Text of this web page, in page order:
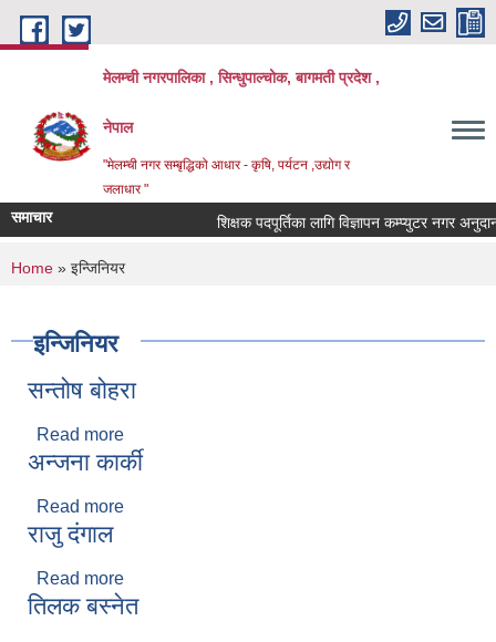
Skip to main content
मेलम्ची नगरपालिका , सिन्धुपाल्चोक, बागमती प्रदेश ,
नेपाल
"मेलम्ची नगर सम्बृद्धिको आधार - कृषि, पर्यटन ,उद्योग र
जलाधार "
समाचार शिक्षक पदपूर्तिका लागि विज्ञापन कम्प्युटर नगर अनुदान
You are here
Home » इन्जिनियर
इन्जिनियर
सन्तोष बोहरा
Read more
अन्जना कार्की
Read more
राजु दंगाल
Read more
तिलक बस्नेत